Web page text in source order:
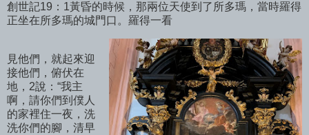
創世記19：1黃昏的時候，那兩位天使到了所多瑪，當時羅得
正坐在所多瑪的城門口。羅得一看
見他們，就起來迎
接他們，俯伏在
地，2說：“我主
啊，請你們到僕人
的家裡住一夜，洗
洗你們的腳，清早